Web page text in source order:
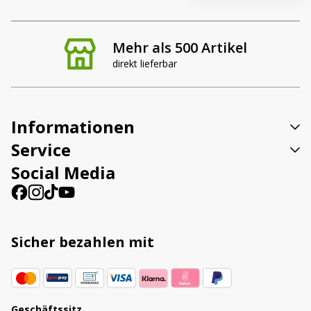
Mehr als 500 Artikel
direkt lieferbar
Informationen
Service
Social Media
Sicher bezahlen mit